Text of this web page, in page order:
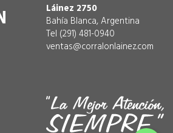
Láinez 2750
Bahía Blanca, Argentina
Tel (291) 481-0940
ventas@corralonlainez.com